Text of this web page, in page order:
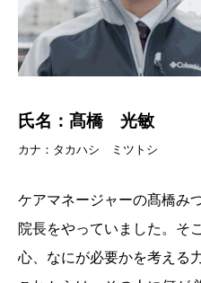
氏名：髙橋 光敏
カナ：タカハシ ミツトシ
ケアマネージャーの髙橋み
院長をやっていました。そ
心、なにが必要かを考える